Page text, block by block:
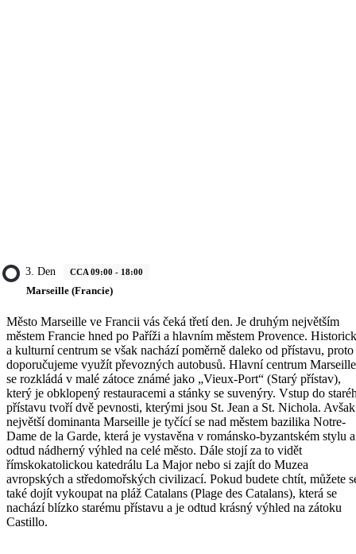
3. Den CCA 09:00 - 18:00
Marseille (Francie)
Město Marseille ve Francii vás čeká třetí den. Je druhým největším
městem Francie hned po Paříži a hlavním městem Provence.
a kulturní centrum se však nachází poměrně daleko od přístavu, proto
doporučujeme využít převozných autobusů. Hlavní centrum Marseille
se rozkládá v malé zátoce známé jako „Vieux-Port“ (Starý přístav),
který je obklopený restauracemi a stánky se suvenýry. Vstup do
přístavu tvoří dvě pevnosti, kterými jsou St. Jean a St. Nichola. Avšak
největší dominanta Marseille je tyčící se nad městem bazilika Notre-
Dame de la Garde, která je vystavěna v románsko-byzantském stylu
odtud nádherný výhled na celé město. Dále stojí za to vidět
římskokatolickou katedrálu La Major nebo si zajít do Muzea
avropských a středomořských civilizací. Pokud budete chtít, můžete
také dojít vykoupat na pláž Catalans (Plage des Catalans), která se
nachází blízko starému přístavu a je odtud krásný výhled na zátoku
Castillo.